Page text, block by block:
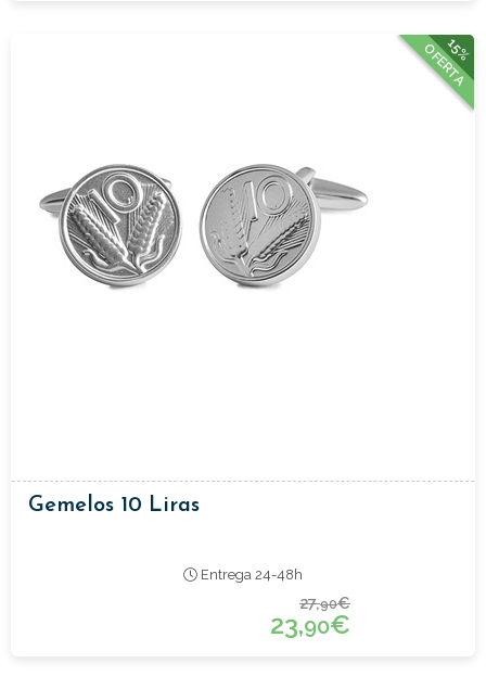
15%
OFERTA
Gemelos 10 Liras
Entrega 24-48h
27,90€
23,90€